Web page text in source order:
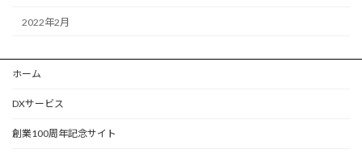
2022年2月
ホーム
DXサービス
創業100周年記念サイト